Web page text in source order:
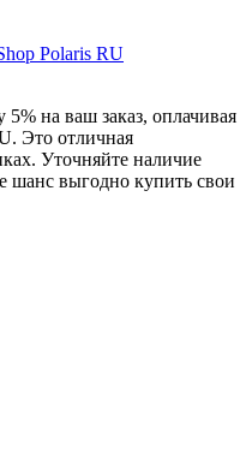
Polaris RU
на ваш заказ, оплачивая
Это отличная
Уточняйте наличие
шанс выгодно купить свои